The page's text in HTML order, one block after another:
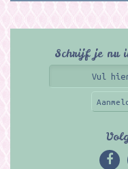
Schrijf je nu